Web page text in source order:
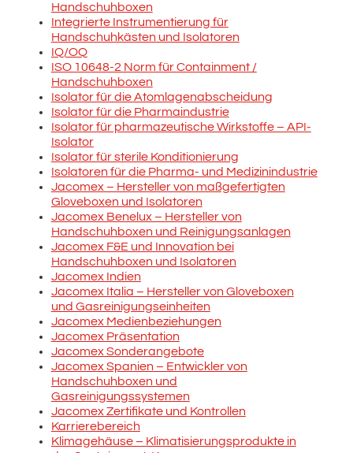
Handschuhboxen
Integrierte Instrumentierung für
Handschuhkästen und Isolatoren
IQ/OQ
ISO 10648-2 Norm für Containment /
Handschuhboxen
Isolator für die Atomlagenabscheidung
Isolator für die Pharmaindustrie
Isolator für pharmazeutische Wirkstoffe – API-
Isolator
Isolator für sterile Konditionierung
Isolatoren für die Pharma- und Medizinindustrie
Jacomex – Hersteller von maßgefertigten
Gloveboxen und Isolatoren
Jacomex Benelux – Hersteller von
Handschuhboxen und Reinigungsanlagen
Jacomex F&E und Innovation bei
Handschuhboxen und Isolatoren
Jacomex Indien
Jacomex Italia – Hersteller von Gloveboxen
und Gasreinigungseinheiten
Jacomex Medienbeziehungen
Jacomex Präsentation
Jacomex Sonderangebote
Jacomex Spanien – Entwickler von
Handschuhboxen und
Gasreinigungssystemen
Jacomex Zertifikate und Kontrollen
Karrierebereich
Klimagehäuse – Klimatisierungsprodukte in